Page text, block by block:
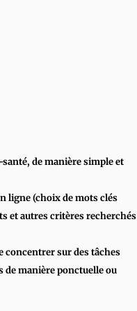
de manière simple et
ligne (choix de mots clés
et autres critères recherchés
concentrer sur des tâches
manière ponctuelle ou